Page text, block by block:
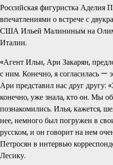
Российская фигуристка Аделия
впечатлениями о встрече с
США Ильей Малининым на
Италии.
«Агент Ильи, Ари Закарян,
с ним. Конечно, я согласилась —
Ари представил нас друг
конечно, уже знала, кто он. Мы
познакомились. Илья, кажется,
нее, немного был погружен в
русском, и он говорит на нем
Петросян в интервью
Лесику.